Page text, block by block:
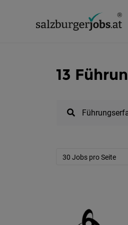
13
30 Jobs pro Seite